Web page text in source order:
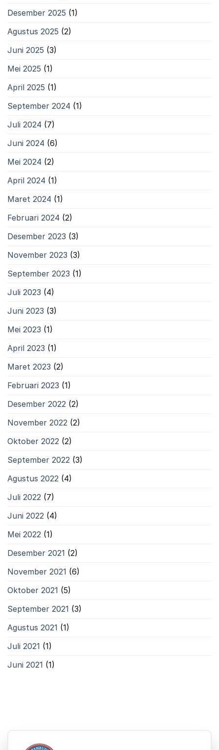
Desember 2025 (1)
Agustus 2025 (2)
Juni 2025 (3)
Mei 2025 (1)
April 2025 (1)
September 2024 (1)
Juli 2024 (7)
Juni 2024 (6)
Mei 2024 (2)
April 2024 (1)
Maret 2024 (1)
Februari 2024 (2)
Desember 2023 (3)
November 2023 (3)
September 2023 (1)
Juli 2023 (4)
Juni 2023 (3)
Mei 2023 (1)
April 2023 (1)
Maret 2023 (2)
Februari 2023 (1)
Desember 2022 (2)
November 2022 (2)
Oktober 2022 (2)
September 2022 (3)
Agustus 2022 (4)
Juli 2022 (7)
Juni 2022 (4)
Mei 2022 (1)
Desember 2021 (2)
November 2021 (6)
Oktober 2021 (5)
September 2021 (3)
Agustus 2021 (1)
Juli 2021 (1)
Juni 2021 (1)